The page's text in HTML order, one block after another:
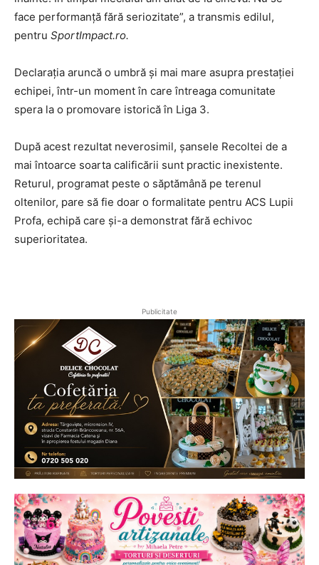
face performanță fără seriozitate”, a transmis edilul,
pentru SportImpact.ro.
Declarația aruncă o umbră și mai mare asupra prestației
echipei, într-un moment în care întreaga comunitate
spera la o promovare istorică în Liga 3.
După acest rezultat neverosimil, șansele Recoltei de a
mai întoarce soarta calificării sunt practic inexistente.
Returul, programat peste o săptămână pe terenul
oltenilor, pare să fie doar o formalitate pentru ACS Lupii
Profa, echipă care și-a demonstrat fără echivoc
superioritatea.
Publicitate